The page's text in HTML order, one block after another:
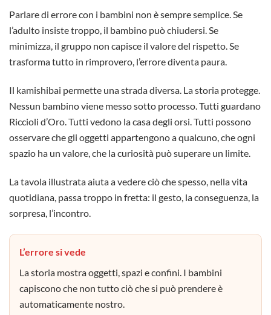
Parlare di errore con i bambini non è sempre semplice. Se
l’adulto insiste troppo, il bambino può chiudersi. Se
minimizza, il gruppo non capisce il valore del rispetto. Se
trasforma tutto in rimprovero, l’errore diventa paura.
Il kamishibai permette una strada diversa. La storia protegge.
Nessun bambino viene messo sotto processo. Tutti guardano
Riccioli d’Oro. Tutti vedono la casa degli orsi. Tutti possono
osservare che gli oggetti appartengono a qualcuno, che ogni
spazio ha un valore, che la curiosità può superare un limite.
La tavola illustrata aiuta a vedere ciò che spesso, nella vita
quotidiana, passa troppo in fretta: il gesto, la conseguenza, la
sorpresa, l’incontro.
L’errore si vede
La storia mostra oggetti, spazi e confini. I bambini
capiscono che non tutto ciò che si può prendere è
automaticamente nostro.